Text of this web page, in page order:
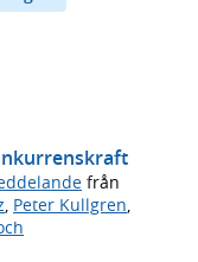
från
Peter Kullgren